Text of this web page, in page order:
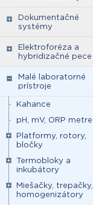
Dokumentačné
systémy
Elektroforéza a
hybridizačné pece
Malé laboratorné
prístroje
Kahance
pH, mV, ORP metre
Platformy, rotory,
bločky
Termobloky a
inkubátory
Miešačky, trepačky,
homogenizátory